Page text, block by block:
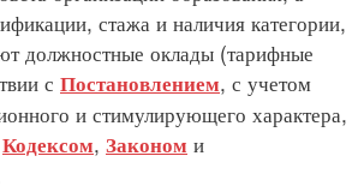
стажа и наличия категории,
должностные оклады (тарифные
с Постановлением, с учетом
и стимулирующего характера,
Кодексом, Законом и